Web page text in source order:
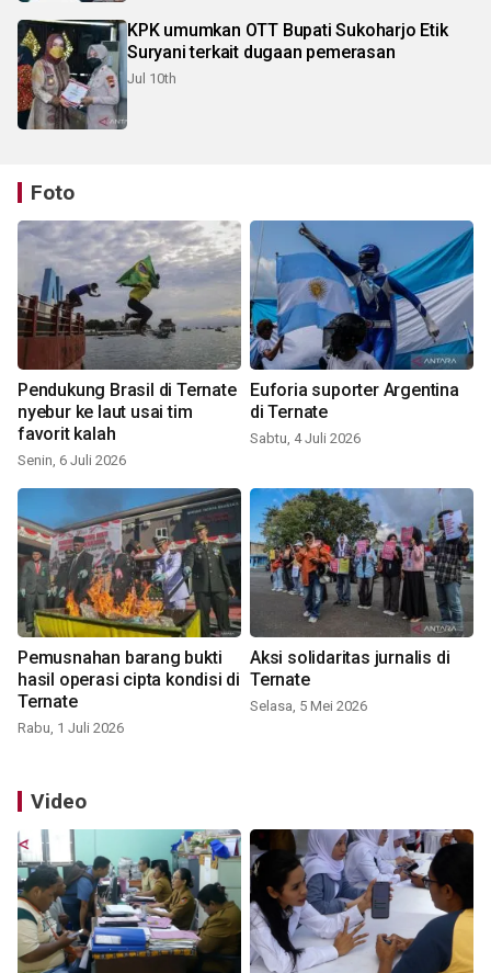
KPK umumkan OTT Bupati Sukoharjo Etik
Suryani terkait dugaan pemerasan
Jul 10th
Foto
Pendukung Brasil di Ternate
nyebur ke laut usai tim
favorit kalah
Senin, 6 Juli 2026
Euforia suporter Argentina
di Ternate
Sabtu, 4 Juli 2026
Pemusnahan barang bukti
hasil operasi cipta kondisi di
Ternate
Rabu, 1 Juli 2026
Aksi solidaritas jurnalis di
Ternate
Selasa, 5 Mei 2026
Video